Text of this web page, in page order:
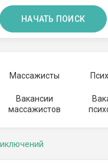
НАЧАТЬ ПОИСК
Массажисты
Вакансии
массажистов